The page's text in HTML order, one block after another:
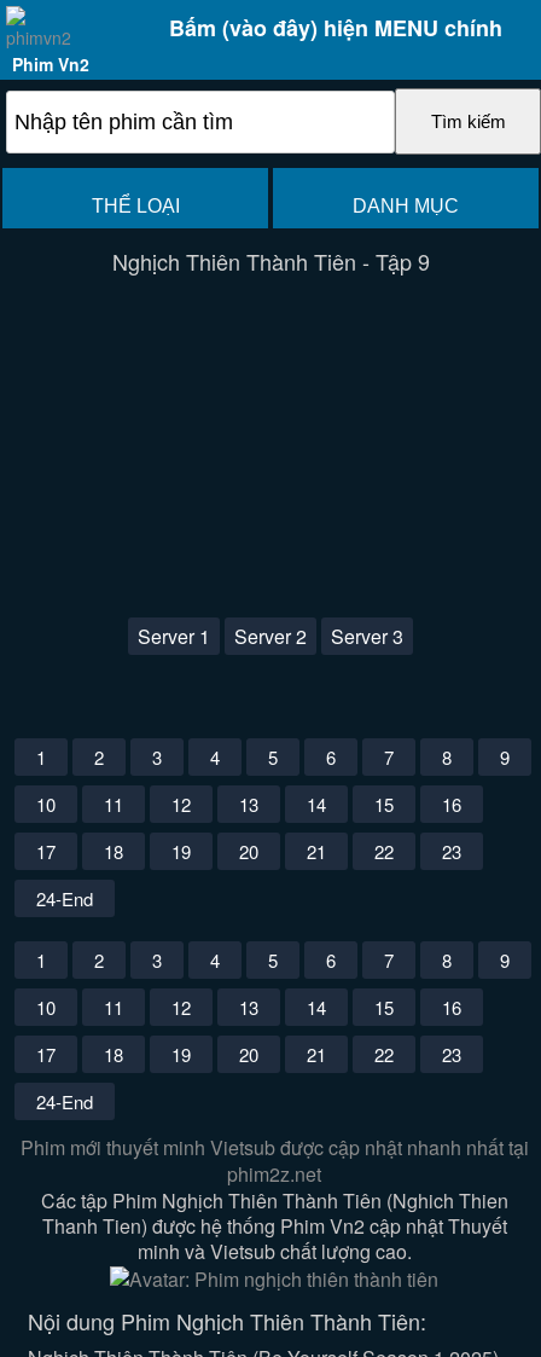
Bấm (vào đây) hiện MENU chính
Phim Vn2
THỂ LOẠI DANH MỤC
Nghịch Thiên Thành Tiên - Tập 9
Server 1 Server 2 Server 3
1 2 3 4 5 6 7 8
9
10
11 12 13 14 15
16
17
18 19 20 21 22
23
24-End
1 2 3 4 5 6 7 8
9
10
11 12 13 14 15
16
17
18 19 20 21 22
23
24-End
Phim mới thuyết minh Vietsub được cập nhật nhanh nhất tại
phim2z.net
Các tập Phim Nghịch Thiên Thành Tiên (Nghich Thien
Thanh Tien) được hệ thống Phim Vn2 cập nhật Thuyết
minh và Vietsub chất lượng cao.
Nội dung Phim Nghịch Thiên Thành Tiên: